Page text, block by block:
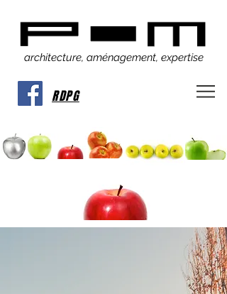
architecture, aménagement, expertise
RDPG